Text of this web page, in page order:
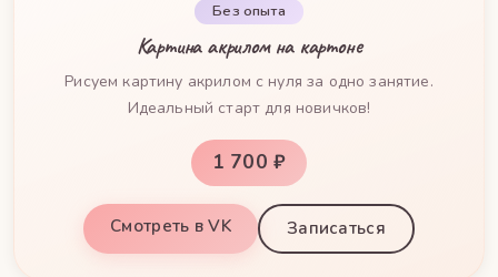
Без опыта
Картина акрилом на картоне
Рисуем картину акрилом с нуля за одно занятие.
Идеальный старт для новичков!
1 700 ₽
Смотреть в VK Записаться